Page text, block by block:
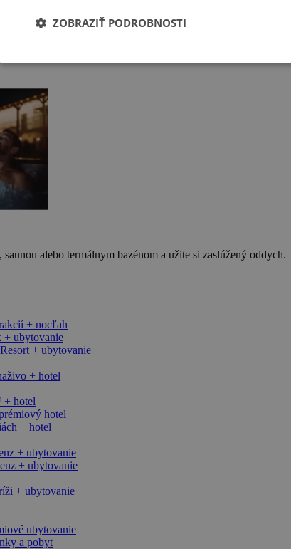
alebo termálnym bazénom a užite si zaslúžený oddych.
+ nocľah
+ ubytovanie
+ ubytovanie
+ hotel
+ hotel
hotel
+ hotel
+ ubytovanie
+ ubytovanie
+ ubytovanie
ubytovanie
a pobyt
ZOBRAZIŤ PODROBNOSTI